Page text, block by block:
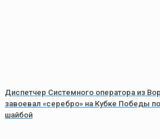
Диспетчер Системного оператора из
завоевал «серебро» на Кубке Победы
шайбой